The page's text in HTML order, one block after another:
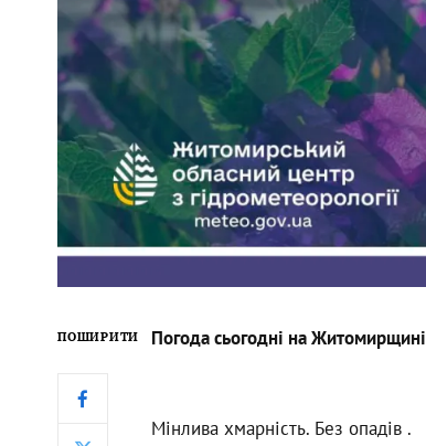
ПОШИРИТИ Погода сьогодні на Житомирщині
Мінлива хмарність. Без опадів .